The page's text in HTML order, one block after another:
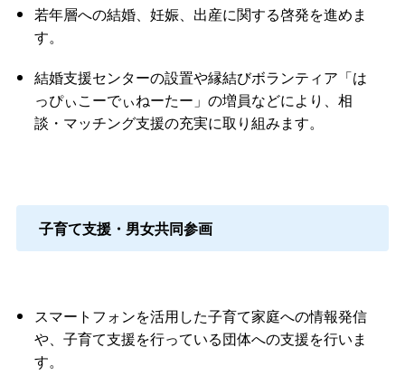
若年層への結婚、妊娠、出産に関する啓発を進めま
す。
結婚支援センターの設置や縁結びボランティア「は
っぴぃこーでぃねーたー」の増員などにより、相
談・マッチング支援の充実に取り組みます。
子育て支援・男女共同参画
スマートフォンを活用した子育て家庭への情報発信
や、子育て支援を行っている団体への支援を行いま
す。